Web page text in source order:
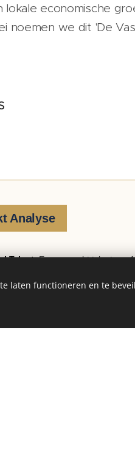
lokale economische
noemen we dit 'De
Analyse
Tekort:Een verwacht tekort van
80% van het huidige
laten functioneren en te